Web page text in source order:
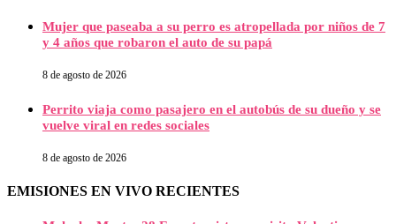
Mujer que paseaba a su perro es atropellada por niños de 7
y 4 años que robaron el auto de su papá
8 de agosto de 2026
Perrito viaja como pasajero en el autobús de su dueño y se
vuelve viral en redes sociales
8 de agosto de 2026
EMISIONES EN VIVO RECIENTES